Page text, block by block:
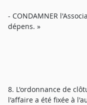
- CONDAMNER
dépens. »
8. L'ordonnance de
l'affaire a été fixée à